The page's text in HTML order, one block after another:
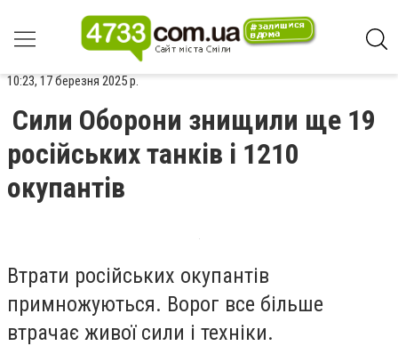
10:23, 17 березня 2025 р.
Сили Оборони знищили ще 19
російських танків і 1210
окупантів
Втрати російських окупантів
примножуються. Ворог все більше
втрачає живої сили і техніки.